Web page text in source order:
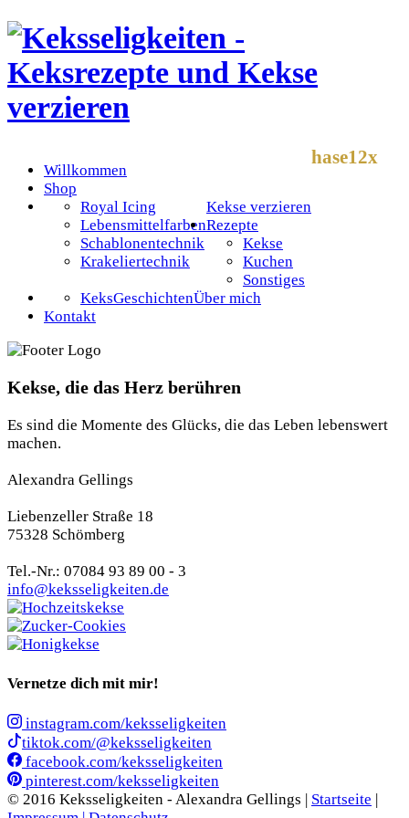
Willkommen
Shop
Kekse verzieren
Royal Icing
Lebensmittelfarben
Schablonentechnik
Krakeliertechnik
Rezepte
Kekse
Kuchen
Sonstiges
Über mich
KeksGeschichten
Kontakt
hase12x
Kekse, die das Herz berühren
Es sind die Momente des Glücks, die das Leben lebenswert
machen.
Alexandra Gellings
Liebenzeller Straße 18
75328 Schömberg
Tel.-Nr.: 07084 93 89 00 - 3
info@keksseligkeiten.de
Vernetze dich mit mir!
instagram.com/keksseligkeiten
tiktok.com/@keksseligkeiten
facebook.com/keksseligkeiten
pinterest.com/keksseligkeiten
© 2016 Keksseligkeiten - Alexandra Gellings | Startseite |